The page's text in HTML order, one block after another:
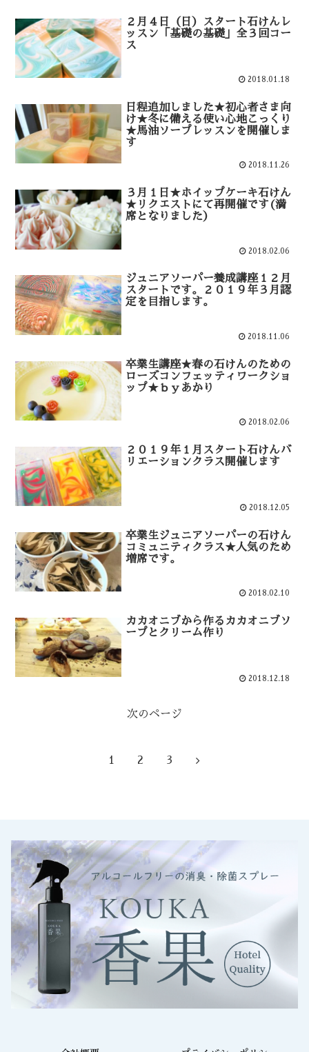
２月４日（日）スタート石けんレ
ッスン「基礎の基礎」全３回コー
ス
2018.01.18
日程追加しました★初心者さま向
け★冬に備える使い心地こっくり
★馬油ソープレッスンを開催しま
す
2018.11.26
３月１日★ホイップケーキ石けん
★リクエストにて再開催です(満
席となりました）
2018.02.06
ジュニアソーパー養成講座１２月
スタートです。２０１９年３月認
定を目指します。
2018.11.06
卒業生講座★春の石けんのための
ローズコンフェッティワークショ
ップ★ｂｙあかり
2018.02.06
２０１９年１月スタート石けんバ
リエーションクラス開催します
2018.12.05
卒業生ジュニアソーパーの石けん
コミュニティクラス★人気のため
増席です。
2018.02.10
カカオニブから作るカカオニブソ
ープとクリーム作り
2018.12.18
次のページ
1 2 3